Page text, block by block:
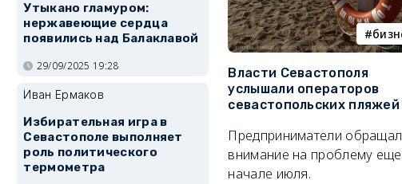
Власти Севастополя
услышали операторов
севастопольских пляжей
Предприниматели
внимание на проблему
начале июля.
Утыкано гламуром:
нержавеющие сердца
появились над Балаклавой
29/09/2025 19:28
Иван Ермаков
Избирательная игра в
Севастополе выполняет
роль политического
термометра